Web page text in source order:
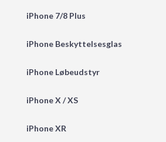
iPhone 7/8 Plus
iPhone Beskyttelsesglas
iPhone Løbeudstyr
iPhone X / XS
iPhone XR